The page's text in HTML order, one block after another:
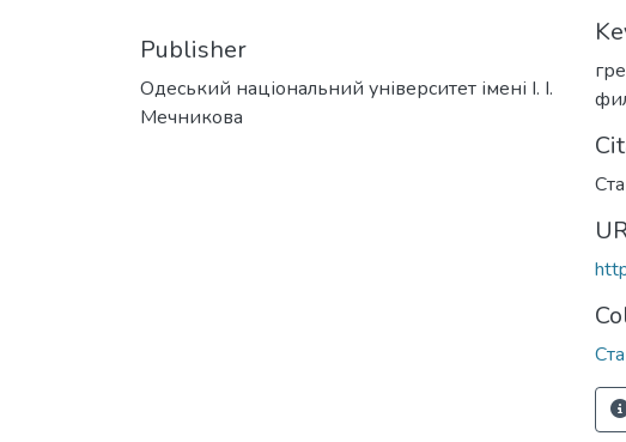
Publisher
Одеський національний університет імені І. І.
Мечникова